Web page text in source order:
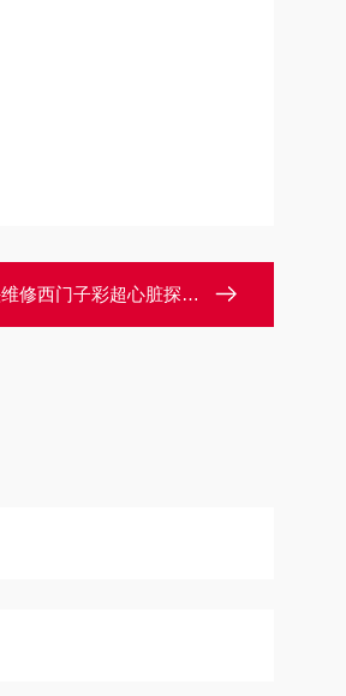
彩超心脏探头油囊破损漏油维修解决